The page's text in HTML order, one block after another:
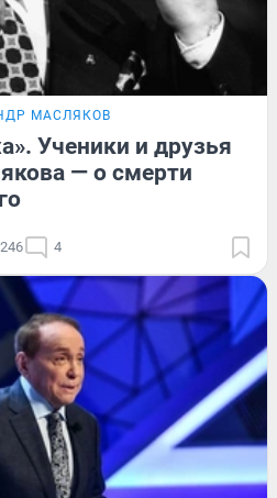
МАСЛЯКОВ
Ученики и друзья
— о смерти
4